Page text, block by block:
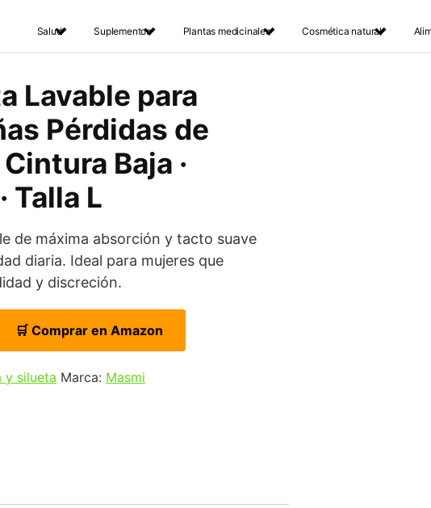
Salud Suplementos Plantas medicinales Cosmética natural
Lavable para
Pérdidas de
Baja ·
Talla L
de máxima absorción y tacto suave
diaria. Ideal para mujeres que
y discreción.
🛒 Comprar en Amazon
y silueta Marca: Masmi